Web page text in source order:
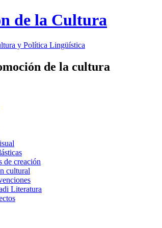
de la Cultura
y Política Lingüística
de la cultura
de creación
cultural
Literatura